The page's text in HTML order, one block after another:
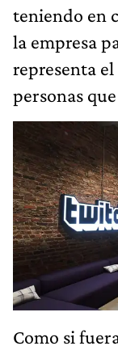
teniendo en
la empresa
representa
personas
Como si